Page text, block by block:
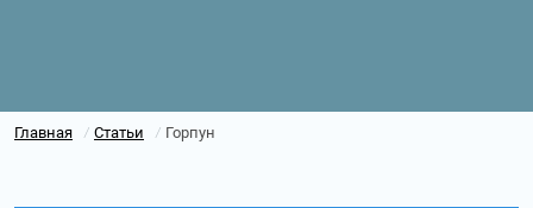
Главная / Статьи / Горпун